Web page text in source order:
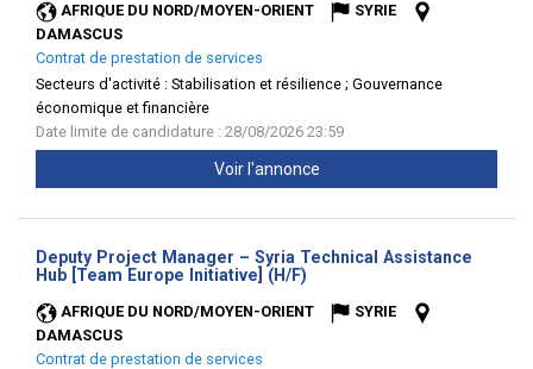
AFRIQUE DU NORD/MOYEN-ORIENT
SYRIE
DAMASCUS
Contrat de prestation de services
Secteurs d'activité : Stabilisation et résilience ; Gouvernance
économique et financière
Date limite de candidature : 28/08/2026 23:59
Voir l'annonce
Deputy Project Manager – Syria Technical Assistance
Hub [Team Europe Initiative] (H/F)
AFRIQUE DU NORD/MOYEN-ORIENT
SYRIE
DAMASCUS
Contrat de prestation de services